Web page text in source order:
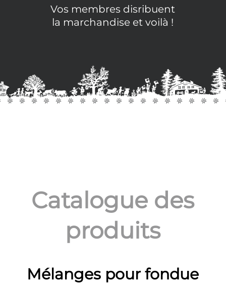
Vos membres disribuent
la marchandise et voilà !
Catalogue des
produits
Mélanges pour fondue